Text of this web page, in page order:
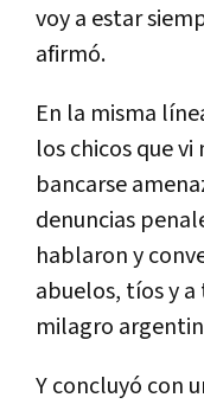
voy a estar
afirmó.
En la misma
los chicos que
bancarse
denuncias
hablaron y
abuelos, tíos y
milagro
Y concluyó con